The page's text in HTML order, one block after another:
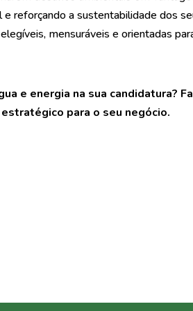
reforçando a sustentabilidade dos
mensuráveis e orientadas
e energia na sua candidatura?
para o seu negócio.